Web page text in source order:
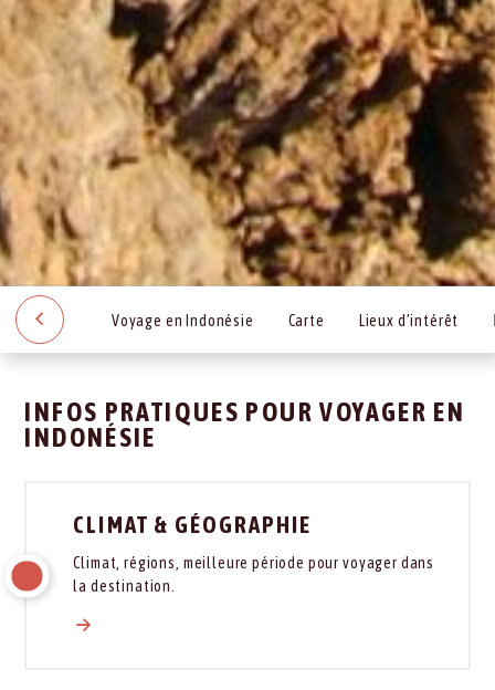
Voyage en Indonésie Carte Lieux d’intérêt
INFOS PRATIQUES POUR VOYAGER EN
INDONÉSIE
CLIMAT & GÉOGRAPHIE
Climat, régions, meilleure période pour voyager dans
la destination.